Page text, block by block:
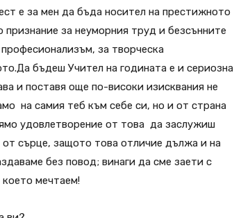
е за мен да бъда носител на престижното
признание за неуморния труд и безсънните
за творческа
бъдеш Учител на годината е и сериозна
и поставя още по-високи изисквания не
на самия теб към себе си, но и от страна
удовлетворение от това да заслужиш
сърце, защото това отличие дължа и на
без повод; винаги да сме заети с
мечтаем!